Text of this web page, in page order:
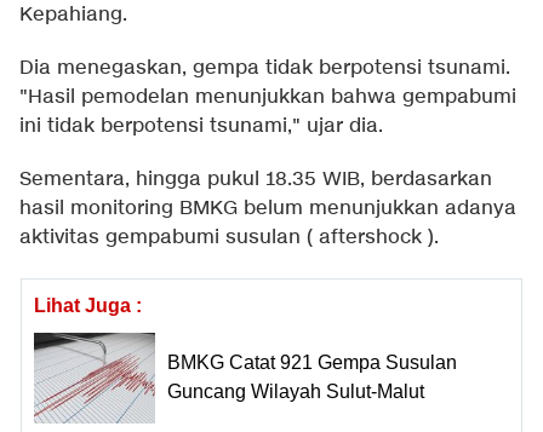
Kepahiang.
Dia menegaskan, gempa tidak berpotensi tsunami.
"Hasil pemodelan menunjukkan bahwa gempabumi
ini tidak berpotensi tsunami," ujar dia.
Sementara, hingga pukul 18.35 WIB, berdasarkan
hasil monitoring BMKG belum menunjukkan adanya
aktivitas gempabumi susulan ( aftershock ).
Lihat Juga :
BMKG Catat 921 Gempa Susulan
Guncang Wilayah Sulut-Malut